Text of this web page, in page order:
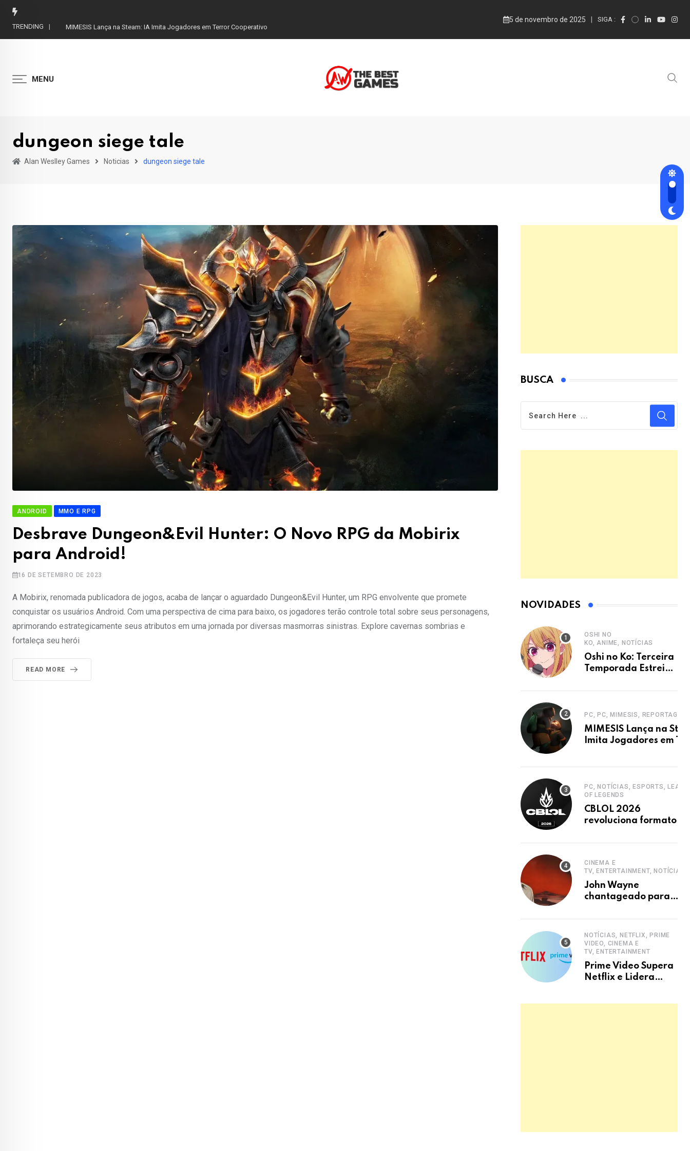
Skip
TRENDING MIMESIS Lança na Steam: IA Imita Jogadores em Terror Cooperativo
5 de novembro de 2025 SIGA :
MENU
dungeon siege tale
Alan Weslley Games Noticias dungeon siege tale
ANDROID MMO E RPG
Desbrave Dungeon&Evil Hunter: O Novo RPG da Mobirix
para Android!
16 DE SETEMBRO DE 2023
A Mobirix, renomada publicadora de jogos, acaba de lançar o aguardado Dungeon&Evil Hunter, um RPG envolvente que promete
conquistar os usuários Android. Com uma perspectiva de cima para baixo, os jogadores terão controle total sobre seus personagens,
aprimorando estrategicamente seus atributos em uma jornada por diversas masmorras sinistras. Explore cavernas sombrias e
fortaleça seu herói
READ MORE
BUSCA
NOVIDADES
OSHI NO
KO, ANIME, NOTÍCIAS
Oshi no Ko: Terceira
Temporada Estreia
PC, PC, MIMESIS,
MIMESIS Lança na
Imita Jogadores em
PC, NOTÍCIAS, ESPORTS,
OF LEGENDS
CBLOL 2026
revoluciona formato
retorno de tinowns
CINEMA E
TV, ENTERTAINMENT, NOTÍCIAS
John Wayne
chantageado para
clássico de John Ford
NOTÍCIAS, NETFLIX, PRIME
VIDEO, CINEMA E
TV, ENTERTAINMENT
Prime Video Supera
Netflix e Lidera